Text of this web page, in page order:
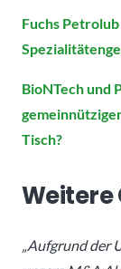
Fuchs
BioNTech und
Tisch?
„Aufgrund der